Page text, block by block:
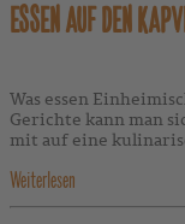
ESSEN AUF DEN
Was essen
Gerichte kann man
mit auf eine
Weiterlesen